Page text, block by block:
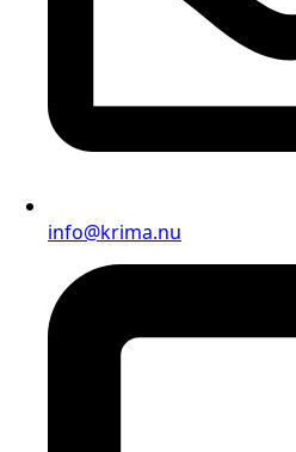
info@krima.nu